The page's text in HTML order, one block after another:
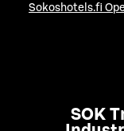
Sokoshotels.fi
SOK